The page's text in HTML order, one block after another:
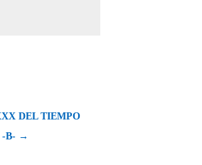
DEL TIEMPO
-B- →